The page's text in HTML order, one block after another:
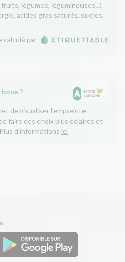
légumes, légumineuses...)
acides gras saturés, sucres,
calculé par
?
de visualiser l’empreinte
faire des choix plus éclairés et
d'informations ici